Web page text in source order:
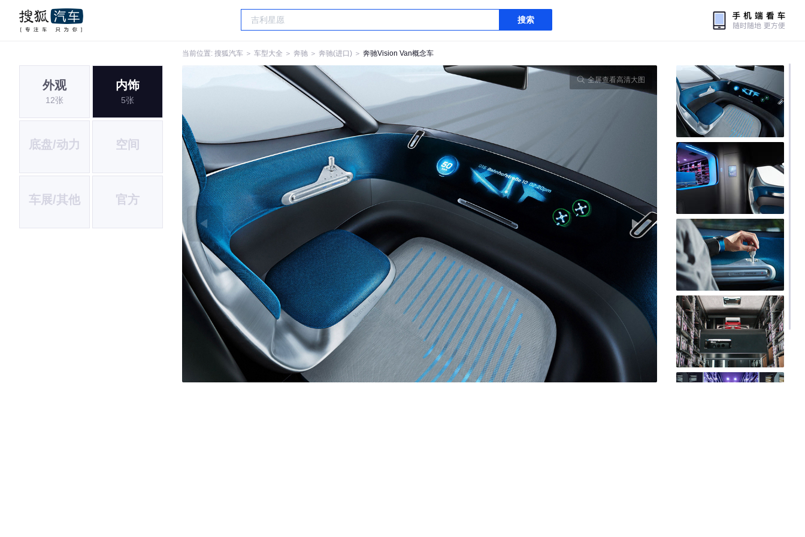
搜索
当前位置: 搜狐汽车 ＞ 车型大全 ＞ 奔驰 ＞ 奔驰(进口) ＞ 奔驰Vision Van概念车
外观
12张
内饰
5张
底盘/动力 空间
车展/其他 官方
全屏查看高清大图